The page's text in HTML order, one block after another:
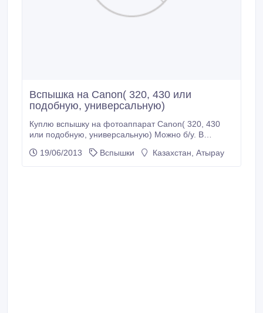
Вспышка на Canon( 320, 430 или
подобную, универсальную)
Куплю вспышку на фотоаппарат Canon( 320, 430
или подобную, универсальную) Можно б/у. В
19/06/2013
Вспышки Казахстан, Атырау